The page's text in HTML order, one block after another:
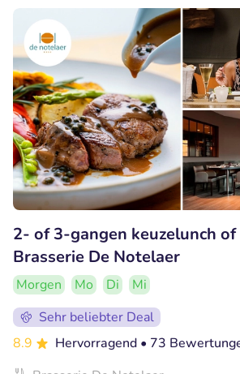
2- of 3-gangen keuzelunch
Brasserie De Notelaer
Morgen Mo Di
Mi
Sehr beliebter Deal
8.9
Hervorragend • 73